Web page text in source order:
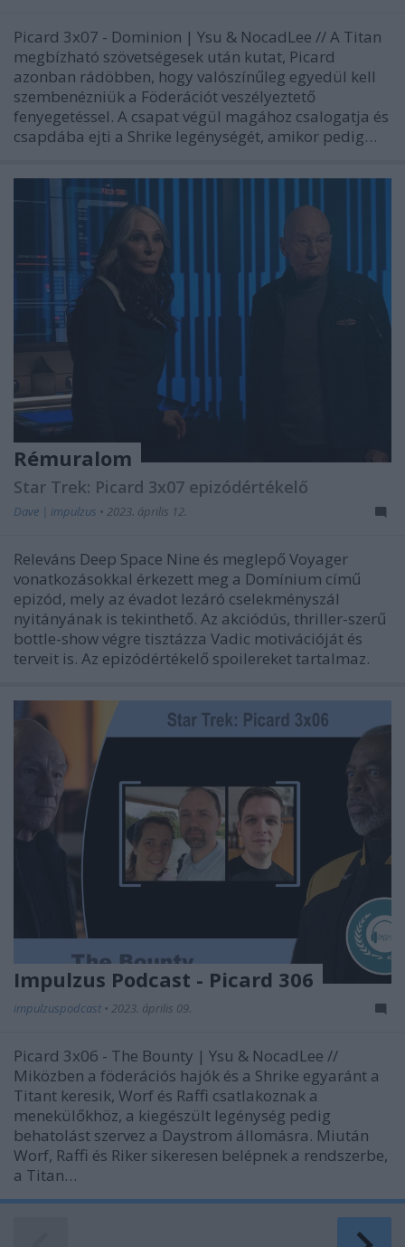
Picard 3x07 - Dominion | Ysu & NocadLee // A Titan
megbízható szövetségesek után kutat, Picard
azonban rádöbben, hogy valószínűleg egyedül kell
szembenézniük a Föderációt veszélyeztető
fenyegetéssel. A csapat végül magához csalogatja és
csapdába ejti a Shrike legénységét, amikor pedig…
Rémuralom
Star Trek: Picard 3x07 epizódértékelő
Dave | impulzus • 2023. április 12.
Releváns Deep Space Nine és meglepő Voyager
vonatkozásokkal érkezett meg a Domínium című
epizód, mely az évadot lezáró cselekményszál
nyitányának is tekinthető. Az akciódús, thriller-szerű
bottle-show végre tisztázza Vadic motivációját és
terveit is. Az epizódértékelő spoilereket tartalmaz.
Impulzus Podcast - Picard 306
impulzuspodcast • 2023. április 09.
Picard 3x06 - The Bounty | Ysu & NocadLee //
Miközben a föderációs hajók és a Shrike egyaránt a
Titant keresik, Worf és Raffi csatlakoznak a
menekülőkhöz, a kiegészült legénység pedig
behatolást szervez a Daystrom állomásra. Miután
Worf, Raffi és Riker sikeresen belépnek a rendszerbe,
a Titan…